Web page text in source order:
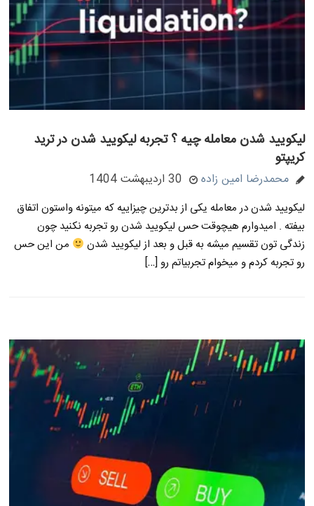
لیکویید شدن معامله چیه ؟ تجربه لیکویید شدن در ترید
کریپتو
محمدرضا امین زاده 30 اردیبهشت 1404
لیکویید شدن در معامله یکی از بدترین چیزاییه که میتونه واستون اتفاق
بیفته . امیدوارم هیچوقت حس لیکویید شدن رو تجربه نکنید چون
زندگی تون تقسیم میشه به قبل و بعد از لیکویید شدن
من این حس
رو تجربه کردم و میخوام تجربیاتم رو […]